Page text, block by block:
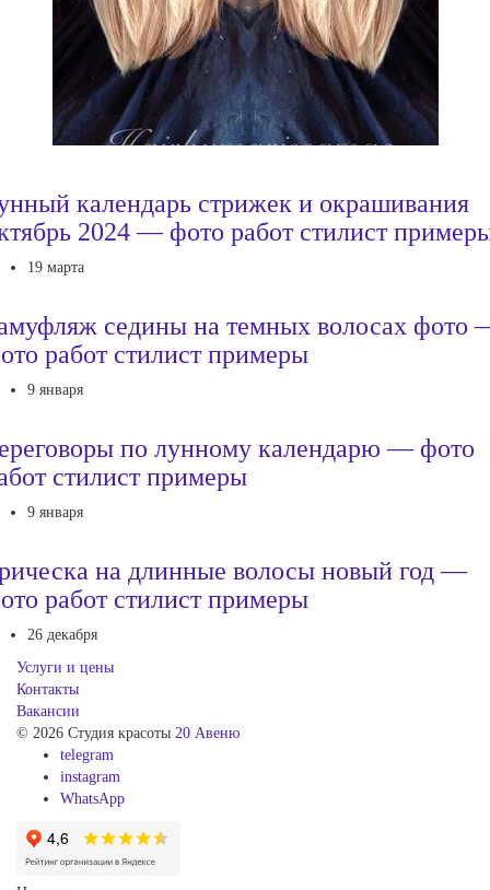
календарь стрижек и окрашивания
2024 — фото работ стилист
19 марта
седины на темных волосах фото
работ стилист примеры
9 января
по лунному календарю — фото
стилист примеры
9 января
на длинные волосы новый год —
работ стилист примеры
26 декабря
Услуги и цены
Контакты
Вакансии
© 2026 Студия красоты 20 Авеню
telegram
instagram
WhatsApp